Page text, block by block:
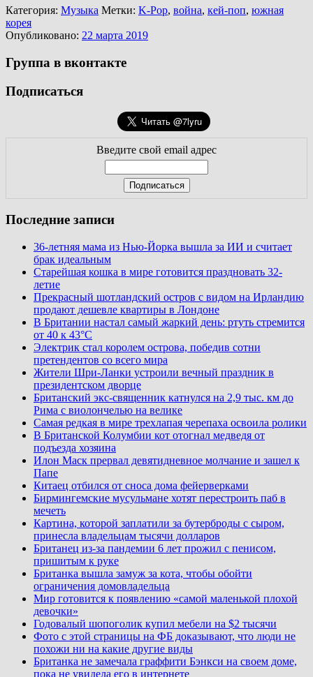
Категория: Музыка Метки: K-Pop, война, кей-поп, южная
корея
Опубликовано: 22 марта 2019
Группа в вконтакте
Подписаться
Введите свой email адрес
Последние записи
36-летняя мама из Нью-Йорка вышла за ИИ и считает
брак идеальным
Старейшая кошка в мире готовится праздновать 32-
летие
Прекрасный шотландский остров с видом на Ирландию
продают дешевле квартиры в Лондоне
В Британии настал самый жаркий день: ртуть стремится
от 40 к 43°C
Электрик стал королем острова, победив сотни
претендентов со всего мира
Жители Шри-Ланки устроили вечный праздник в
президентском дворце
Британский экс-священник катнулся на 2,9 тыс. км до
Рима с виолончелью на велике
Самая редкая в мире трехлапая черепаха освоила ролики
В Британской Колумбии кот отогнал медведя от
подъезда хозяина
Илон Маск прервал девятидневное молчание и зашел к
Папе
Китаец отбился от сноса дома фейерверками
Бирмингемские мусульмане хотят перестроить паб в
мечеть
Картина, которой заплатили за бутерброды с сыром,
принесла владельцам тысячи долларов
Британец из-за пандемии 6 лет прожил с пенисом,
пришитым к руке
Британка вышла замуж за кота, чтобы обойти
ограничения домовладельца
Мир готовится к появлению «самой маленькой плохой
девочки»
Годовалый шопоголик купил мебели на $2 тысячи
Фото с этой страницы на ФБ доказывают, что люди не
похожи ни на какие другие виды
Британка не замечала граффити Бэнкси на своем доме,
пока не увидела его в интернете